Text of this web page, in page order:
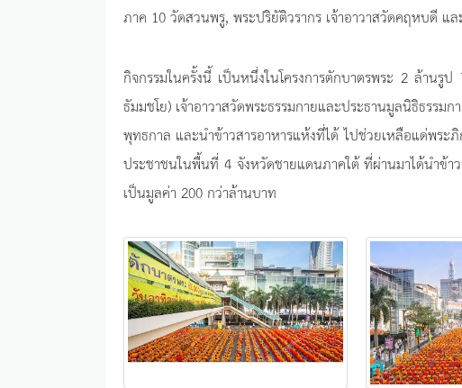
ภาค 10 วัดสวนพรู, พระปริยัติวรากร เจ้าอาวาสวัดคฤหบดี แ
กิจกรรมในครั้งนี้ เป็นหนึ่งในโครงการตักบาตรพระ 2 ล้าน
ธัมมชโย) เจ้าอาวาสวัดพระธรรมกายและประธานมูลนิธิธรร
พุทธกาล และนำข้าวสารอาหารแห้งที่ได้ ไปช่วยเหลือแด่พร
ประชาชนในพื้นที่ 4 จังหวัดชายแดนภาคใต้ ที่ผ่านมาได้นำข้
เป็นมูลค่า 200 กว่าล้านบาท